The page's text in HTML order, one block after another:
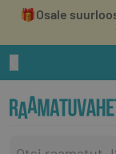
🎁Osale